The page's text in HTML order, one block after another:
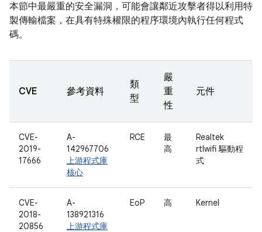
本節中最嚴重的安全漏洞，可能會讓鄰近攻擊者得以利用特
製傳輸檔案，在具有特殊權限的程序環境內執行任何程式
碼。
CVE 參考資料
類
型
嚴
重
性
元件
CVE-
2019-
17666
A-
142967706
上游程式庫
核心
RCE
最
高
Realtek
rtlwifi 驅動程
式
CVE-
2018-
20856
A-
138921316
上游程式庫
EoP 高 Kernel